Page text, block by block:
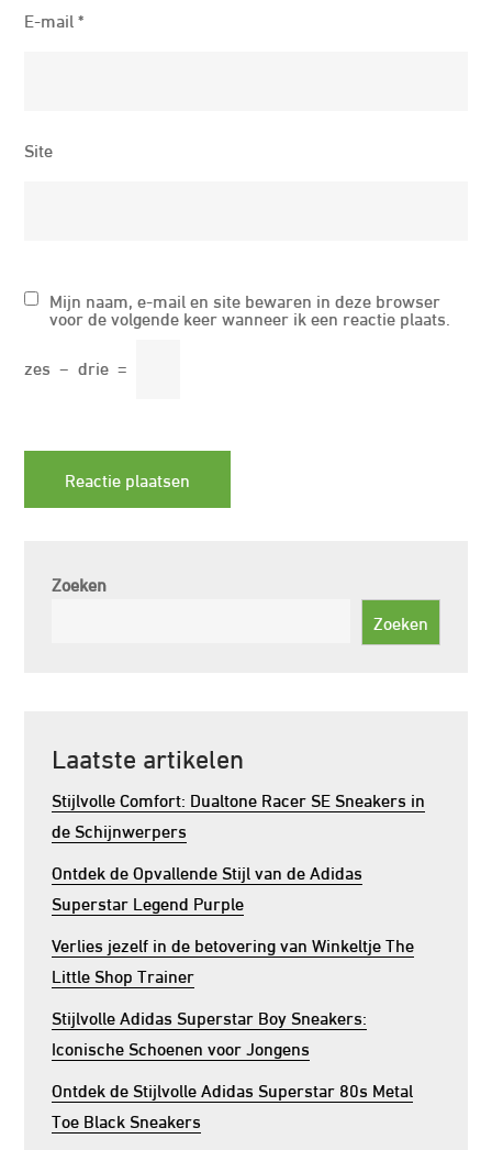
E-mail*
Site
Mijn naam, e-mail en site bewaren in deze browser
voor de volgende keer wanneer ik een reactie plaats.
zes − drie =
Zoeken
Zoeken
Laatste artikelen
Stijlvolle Comfort: Dualtone Racer SE Sneakers in
de Schijnwerpers
Ontdek de Opvallende Stijl van de Adidas
Superstar Legend Purple
Verlies jezelf in de betovering van Winkeltje The
Little Shop Trainer
Stijlvolle Adidas Superstar Boy Sneakers:
Iconische Schoenen voor Jongens
Ontdek de Stijlvolle Adidas Superstar 80s Metal
Toe Black Sneakers